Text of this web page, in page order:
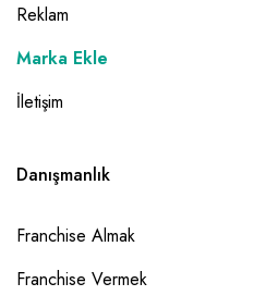
Reklam
Marka Ekle
İletişim
Danışmanlık
Franchise Almak
Franchise Vermek